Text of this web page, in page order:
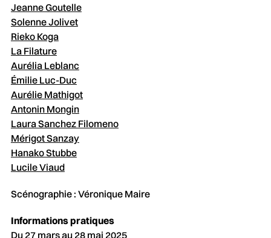
Jeanne Goutelle
Solenne Jolivet
Rieko Koga
La Filature
Aurélia Leblanc
Émilie Luc-Duc
Aurélie Mathigot
Antonin Mongin
Laura Sanchez Filomeno
Mérigot Sanzay
Hanako Stubbe
Lucile Viaud
Scénographie : Véronique Maire
Informations pratiques
Du 27 mars au 28 mai 2025